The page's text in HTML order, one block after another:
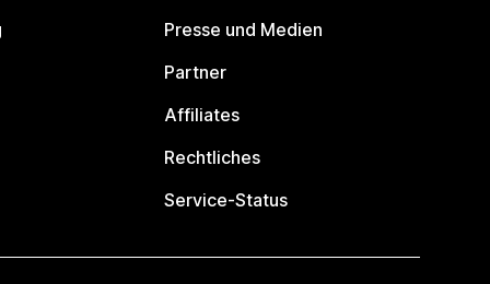
Presse und Medien
Partner
Affiliates
Rechtliches
Service-Status